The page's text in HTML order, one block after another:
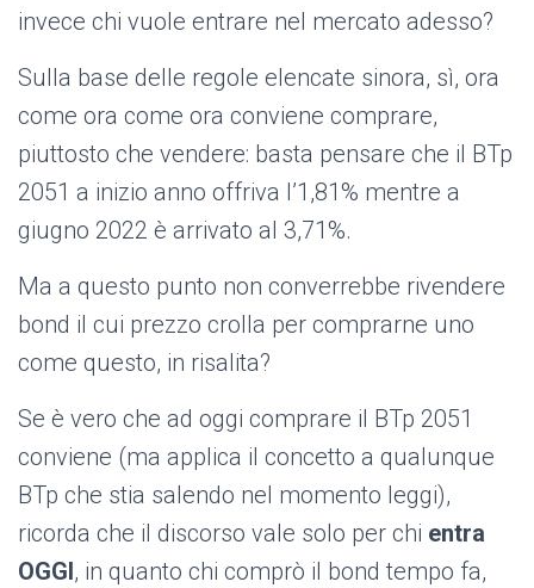
invece chi vuole entrare nel mercato adesso?
Sulla base delle regole elencate sinora, sì, ora
come ora come ora conviene comprare,
piuttosto che vendere: basta pensare che il BTp
2051 a inizio anno offriva l’1,81% mentre a
giugno 2022 è arrivato al 3,71%.
Ma a questo punto non converrebbe rivendere
bond il cui prezzo crolla per comprarne uno
come questo, in risalita?
Se è vero che ad oggi comprare il BTp 2051
conviene (ma applica il concetto a qualunque
BTp che stia salendo nel momento leggi),
ricorda che il discorso vale solo per chi entra
OGGI, in quanto chi comprò il bond tempo fa,